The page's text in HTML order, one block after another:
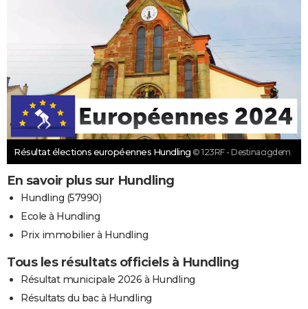
Résultat élections européennes Hundling © 123RF - Destinacigdem
En savoir plus sur Hundling
Hundling (57990)
Ecole à Hundling
Prix immobilier à Hundling
Tous les résultats officiels à Hundling
Résultat municipale 2026 à Hundling
Résultats du bac à Hundling